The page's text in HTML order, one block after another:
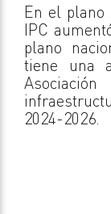
En el plano
IPC
plano
tiene una
2024-2026.